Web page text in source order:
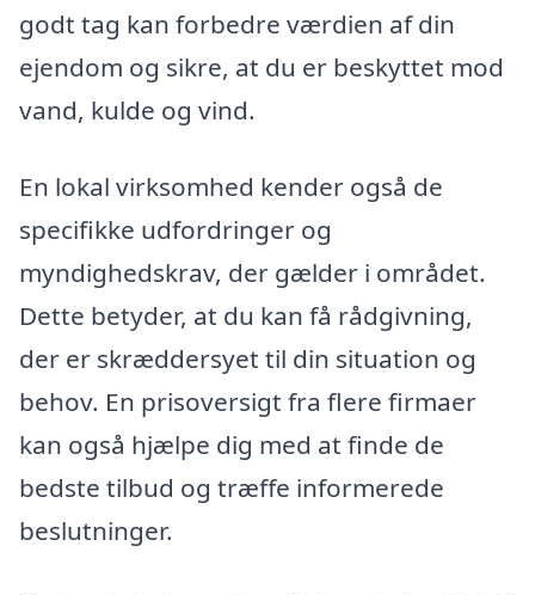
godt tag kan forbedre værdien af din
ejendom og sikre, at du er beskyttet mod
vand, kulde og vind.
En lokal virksomhed kender også de
specifikke udfordringer og
myndighedskrav, der gælder i området.
Dette betyder, at du kan få rådgivning,
der er skræddersyet til din situation og
behov. En prisoversigt fra flere firmaer
kan også hjælpe dig med at finde de
bedste tilbud og træffe informerede
beslutninger.